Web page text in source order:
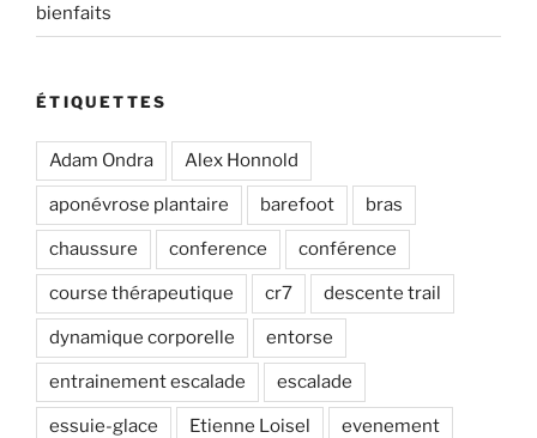
bienfaits
ÉTIQUETTES
Adam Ondra Alex Honnold
aponévrose plantaire barefoot bras
chaussure conference conférence
course thérapeutique cr7 descente trail
dynamique corporelle entorse
entrainement escalade escalade
essuie-glace Etienne Loisel evenement